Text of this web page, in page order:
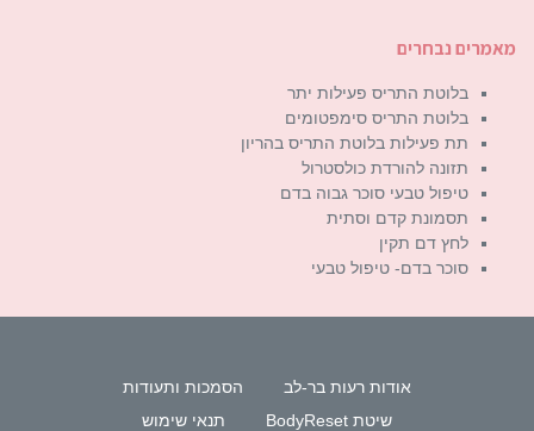
מאמרים נבחרים
בלוטת התריס פעילות יתר
בלוטת התריס סימפטומים
תת פעילות בלוטת התריס בהריון
תזונה להורדת כולסטרול
טיפול טבעי סוכר גבוה בדם
תסמונת קדם וסתית
לחץ דם תקין
סוכר בדם- טיפול טבעי
אודות רעות בר-לב
הסמכות ותעודות
שיטת BodyReset
תנאי שימוש